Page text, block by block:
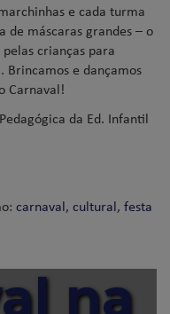
e cada turma
de máscaras grandes – o
crianças para
e dançamos
Carnaval!
da Ed. Infantil
carnaval, cultural, festa
na